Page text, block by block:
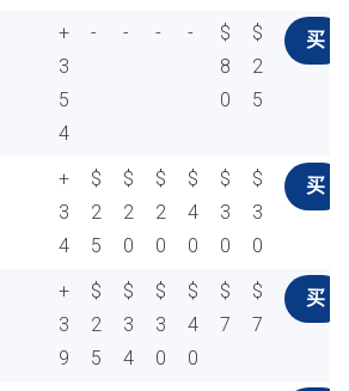
+
3
5
4
- - - -
$
8
0
$
2
5
买
+
3
4
$
2
5
$
2
0
$
2
0
$
4
0
$
3
0
$
3
0
买
+
3
9
$
2
5
$
3
4
$
3
0
$
4
0
$
7
$
7
买